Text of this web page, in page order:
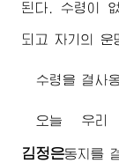
된다. 수령이
되고 자기의 운
수령을 결사
오늘 우리
김정은동지 를